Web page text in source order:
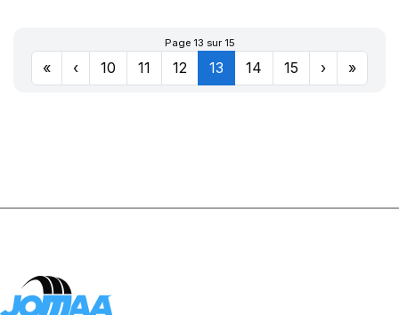
PRIMACY 5
Page 13 sur 15
« ‹ 10 11 12 13 14 15 › »